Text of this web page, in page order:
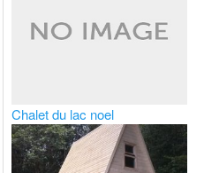
Chalet du lac noel